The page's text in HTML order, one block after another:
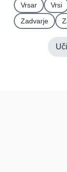
Vrsar
Vrsi
Zadvarje